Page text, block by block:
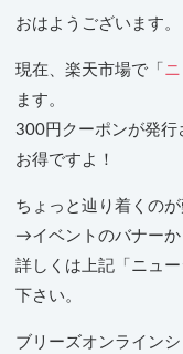
おはようございます。
現在、楽天市場で「
ます。
300円クーポンが発行
お得ですよ！
ちょっと辿り着くの
→イベントのバナーか
詳しくは上記「ニュ
下さい。
ブリーズオンライン